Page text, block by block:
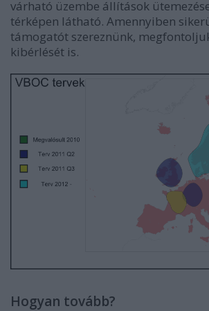
várható üzembe állítások
térképen látható. Amennyiben
támogatót szereznünk,
kibérlését is.
Hogyan tovább?